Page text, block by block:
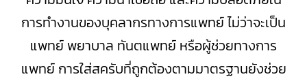
การทำงานของบุคลากรทางการแพทย์ ไม่ว่าจะเป็น
แพทย์ พยาบาล ทันตแพทย์ หรือผู้ช่วยทางการ
แพทย์ การใส่สครับที่ถูกต้องตามมาตรฐานยังช่วย